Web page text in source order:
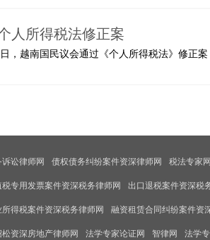
人所得税法修正案
日，越南国民议会通过《个人所得税法》修正
诉讼律师网 债权债务纠纷案件资深律师网 税法专家
税专用发票案件资深税务律师网 出口退税案件资深税
所得税案件资深税务律师网 融资租赁合同纠纷案件资
松资深房地产律师网 法学专家论证网 智律网 法学